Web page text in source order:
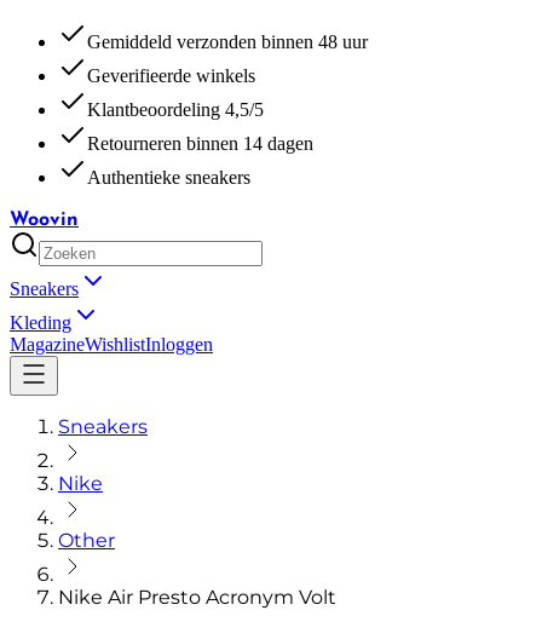
Gemiddeld verzonden binnen 48 uur
Geverifieerde winkels
Klantbeoordeling 4,5/5
Retourneren binnen 14 dagen
Authentieke sneakers
Woovin
Sneakers
Kleding
MagazineWishlistInloggen
Sneakers
Nike
Other
Nike Air Presto Acronym Volt